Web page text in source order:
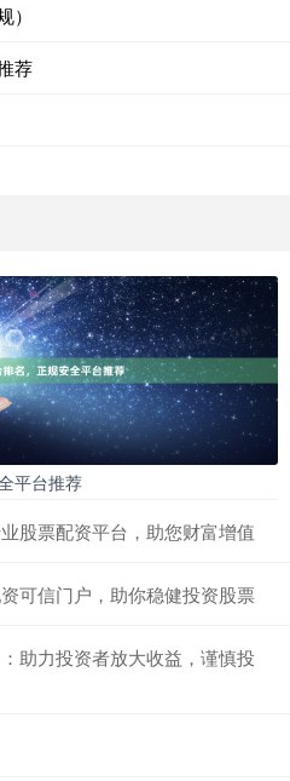
）
荐
平台推荐
股票配资平台，助您财富增值
可信门户，助你稳健投资股票
助力投资者放大收益，谨慎投